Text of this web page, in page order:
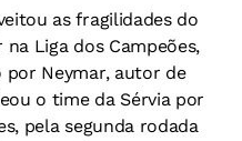
as fragilidades do
Liga dos Campeões,
Neymar, autor de
o time da Sérvia por
pela segunda rodada